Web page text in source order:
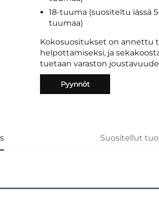
18-tuuma (suositeltu iässä
tuumaa)
Kokosuositukset on annettu
helpottamiseksi, ja
tuetaan varaston
Pyynnöt
Suositellut